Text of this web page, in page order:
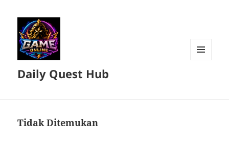
Daily Quest Hub
Tidak Ditemukan